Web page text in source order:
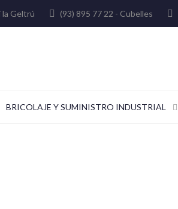
i la Geltrú (93) 895 77 22 - Cubelles
BRICOLAJE Y SUMINISTRO INDUSTRIAL